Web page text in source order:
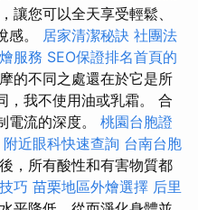
讓您可以全天享受輕鬆、
感。 居家清潔秘訣 社團法
服務 SEO保證排名首頁的
的不同之處還在於它是所
，我不使用油或乳霜。 合
電流的深度。 桃園台胞證
附近眼科快速查詢 台南台胞
，所有酸性和有害物質都
巧 苗栗地區外燴選擇 后里